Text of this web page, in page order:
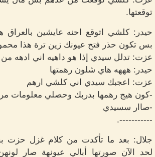
توقعتها.
حيدر: كلشي اتوقع احنه عايشين بالعراق
بس تكون حذر فتح عيونك زين ترة هذا
عزت: تدلل سيدي إذا هو داهيه اني ادهه من
حيدر: هههه هاي شلون رهمتها
عزت: اعجبك سيدي اني كلشي ارهم
-كون هيج رهمها بدربك وحصلي معلومات
-صاار سسيدي
-----------.
جلال: بعد ما تأكدت من كلام غزل حزت
لحد الآن صورتها أبالي عيونهة صار